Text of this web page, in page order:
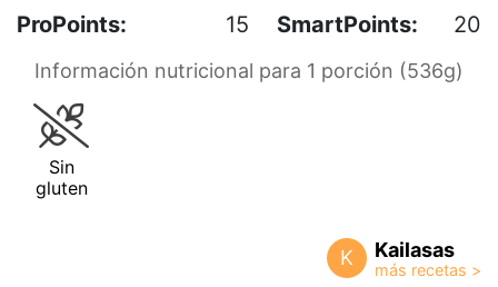
ProPoints:
15 SmartPoints: 20
Información nutricional para 1 porción (536g)
Sin
gluten
K Kailasas